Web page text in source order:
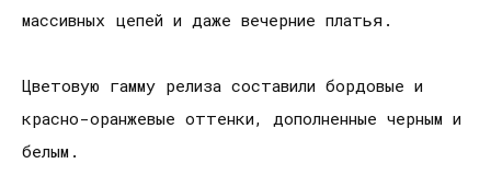
массивных цепей и даже вечерние платья.
Цветовую гамму релиза составили бордовые и
красно-оранжевые оттенки, дополненные черным и
белым.